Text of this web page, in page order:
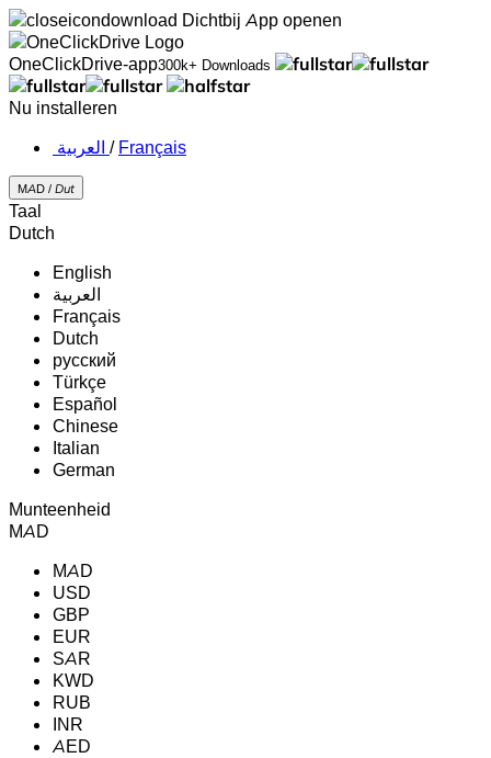
Dichtbij App openen
OneClickDrive-app300k+ Downloads
Nu installeren
‏العربية ‏ / Français
MAD / Dut
Taal
Dutch
English
‏العربية‏
Français
Dutch
русский
Türkçe
Español
Chinese
Italian
German
Munteenheid
MAD
MAD
USD
GBP
EUR
SAR
KWD
RUB
INR
AED